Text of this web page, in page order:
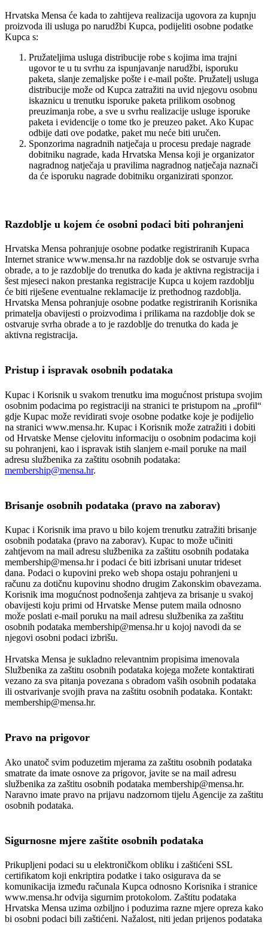
Hrvatska Mensa će kada to zahtijeva realizacija ugovora za kupnju
proizvoda ili usluga po narudžbi Kupca, podijeliti osobne podatke
Kupca s:
Pružateljima usluga distribucije robe s kojima ima trajni
ugovor te u tu svrhu za ispunjavanje narudžbi, isporuku
paketa, slanje zemaljske pošte i e-mail pošte. Pružatelj usluga
distribucije može od Kupca zatražiti na uvid njegovu osobnu
iskaznicu u trenutku isporuke paketa prilikom osobnog
preuzimanja robe, a sve u svrhu realizacije usluge isporuke
paketa i evidencije o tome tko je preuzeo paket. Ako Kupac
odbije dati ove podatke, paket mu neće biti uručen.
Sponzorima nagradnih natječaja u procesu predaje nagrade
dobitniku nagrade, kada Hrvatska Mensa koji je organizator
nagradnog natječaja u pravilima nagradnog natječaja naznači
da će isporuku nagrade dobitniku organizirati sponzor.
Razdoblje u kojem će osobni podaci biti pohranjeni
Hrvatska Mensa pohranjuje osobne podatke registriranih Kupaca
Internet stranice www.mensa.hr na razdoblje dok se ostvaruje svrha
obrade, a to je razdoblje do trenutka do kada je aktivna registracija i
šest mjeseci nakon prestanka registracije Kupca u kojem razdoblju
će biti riješene eventualne reklamacije iz prethodnog razdoblja.
Hrvatska Mensa pohranjuje osobne podatke registriranih Korisnika
primatelja obavijesti o proizvodima i prilikama na razdoblje dok se
ostvaruje svrha obrade a to je razdoblje do trenutka do kada je
aktivna registracija.
Pristup i ispravak osobnih podataka
Kupac i Korisnik u svakom trenutku ima mogućnost pristupa svojim
osobnim podacima po registraciji na stranici te pristupom na „profil“
gdje Kupac može revidirati svoje osobne podatke koje je podijelio
na stranici www.mensa.hr. Kupac i Korisnik može zatražiti i dobiti
od Hrvatske Mense cjelovitu informaciju o osobnim podacima koji
su pohranjeni, kao i ispravak istih slanjem e-mail poruke na mail
adresu službenika za zaštitu osobnih podataka:
membership@mensa.hr.
Brisanje osobnih podataka (pravo na zaborav)
Kupac i Korisnik ima pravo u bilo kojem trenutku zatražiti brisanje
osobnih podataka (pravo na zaborav). Kupac to može učiniti
zahtjevom na mail adresu službenika za zaštitu osobnih podataka
membership@mensa.hr i podaci će biti izbrisani unutar trideset
dana. Podaci o kupovini preko web shopa ostaju pohranjeni u
računu za dotičnu kupovinu shodno drugim Zakonskim obavezama.
Korisnik ima mogućnost podnošenja zahtjeva za brisanje u svakoj
obavijesti koju primi od Hrvatske Mense putem maila odnosno
može poslati e-mail poruku na mail adresu službenika za zaštitu
osobnih podataka membership@mensa.hr u kojoj navodi da se
njegovi osobni podaci izbrišu.
Hrvatska Mensa je sukladno relevantnim propisima imenovala
Službenika za zaštitu osobnih podataka kojega možete kontaktirati
vezano za sva pitanja povezana s obradom vaših osobnih podataka
ili ostvarivanje svojih prava na zaštitu osobnih podataka. Kontakt:
membership@mensa.hr.
Pravo na prigovor
Ako unatoč svim poduzetim mjerama za zaštitu osobnih podataka
smatrate da imate osnove za prigovor, javite se na mail adresu
službenika za zaštitu osobnih podataka membership@mensa.hr.
Naravno imate pravo na prijavu nadzornom tijelu Agencije za zaštitu
osobnih podataka.
Sigurnosne mjere zaštite osobnih podataka
Prikupljeni podaci su u elektroničkom obliku i zaštićeni SSL
certifikatom koji enkriptira podatke i tako osigurava da se
komunikacija između računala Kupca odnosno Korisnika i stranice
www.mensa.hr odvija sigurnim protokolom. Zaštitu podataka
Hrvatska Mensa uzima ozbiljno i poduzima razne mjere opreza kako
bi osobni podaci bili zaštićeni. Nažalost, niti jedan prijenos podataka